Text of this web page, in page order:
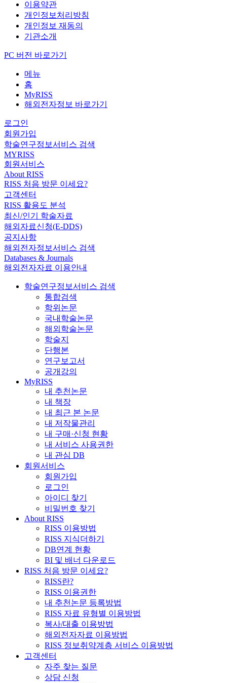
이용약관
개인정보처리방침
개인정보 재동의
기관소개
PC 버전 바로가기
메뉴
홈
MyRISS
해외전자정보 바로가기
로그인
회원가입
학술연구정보서비스 검색
MYRISS
회원서비스
About RISS
RISS 처음 방문 이세요?
고객센터
RISS 활용도 분석
최신/인기 학술자료
해외자료신청(E-DDS)
공지사항
해외전자정보서비스 검색
Databases & Journals
해외전자자료 이용안내
학술연구정보서비스 검색
통합검색
학위논문
국내학술논문
해외학술논문
학술지
단행본
연구보고서
공개강의
MyRISS
내 추천논문
내 책장
내 최근 본 논문
내 저작물관리
내 구매·신청 현황
내 서비스 사용권한
내 관심 DB
회원서비스
회원가입
로그인
아이디 찾기
비밀번호 찾기
About RISS
RISS 이용방법
RISS 지식더하기
DB연계 현황
BI 및 배너 다운로드
RISS 처음 방문 이세요?
RISS란?
RISS 이용권한
내 추천논문 등록방법
RISS 자료 유형별 이용방법
복사/대출 이용방법
해외전자자료 이용방법
RISS 정보취약계층 서비스 이용방법
고객센터
자주 찾는 질문
상담 신청